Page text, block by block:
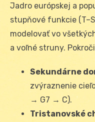
Jadro európskej a
stupňové funkcie
modelovať vo
a voľné struny.
Sekundárne
zvýraznenie
→ G7 → C).
Tristanovské